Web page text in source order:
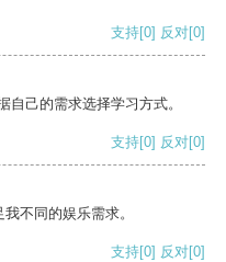
支持[0] 反对[0]
己的需求选择学习方式。
支持[0] 反对[0]
不同的娱乐需求。
支持[0] 反对[0]